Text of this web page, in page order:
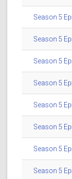
Season 5
Season 5
Season 5
Season 5
Season 5
Season 5
Season 5
Season 5